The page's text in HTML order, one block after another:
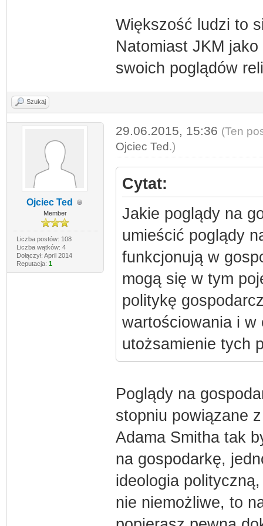
Większość ludzi to
Natomiast JKM
swoich poglądów
Szukaj
Ojciec Ted
Member
Liczba postów: 108
Liczba wątków: 4
Dołączył: April 2014
Reputacja: 1
29.06.2015, 15:36 (Ten
Ojciec Ted.)
Cytat:
Jakie poglądy na
umieścić poglądy
funkcjonują w
mogą się w tym
politykę
wartościowania i w
utożsamienie tych
Poglądy na
stopniu powiązane
Adama Smitha tak
na gospodarkę,
ideologia
nie niemożliwe, to